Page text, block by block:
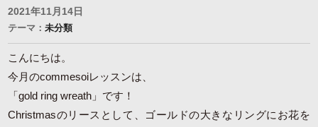
2021年11月14日
テーマ：未分類
こんにちは。
今月のcommesoiレッスンは、
「gold ring wreath」です！
Christmasのリースとして、ゴールドの大きなリングにお花を